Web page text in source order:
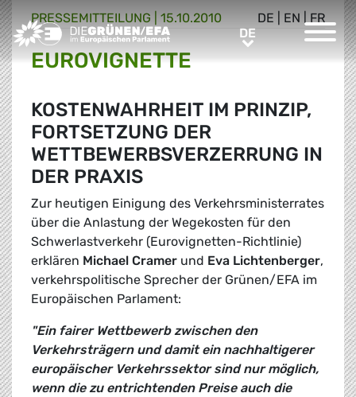
Greens/EFA Home DEDE
DE EN FR
PRESSE­MITTEILUNG 15.10.2010
EUROVIGNETTE
KOSTENWAHRHEIT IM PRINZIP,
FORTSETZUNG DER
WETTBEWERBSVERZERRUNG IN
DER PRAXIS
Zur heutigen Einigung des Verkehrsministerrates
über die Anlastung der Wegekosten für den
Schwerlastverkehr (Eurovignetten-Richtlinie)
erklären Michael Cramer und Eva Lichtenberger,
verkehrspolitische Sprecher der Grünen/EFA im
Europäischen Parlament:
"Ein fairer Wettbewerb zwischen den
Verkehrsträgern und damit ein nachhaltigerer
europäischer Verkehrssektor sind nur möglich,
wenn die zu entrichtenden Preise auch die